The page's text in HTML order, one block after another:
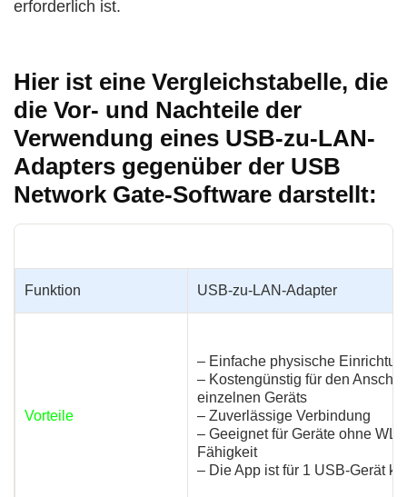
erforderlich ist.
Hier ist eine Vergleichstabelle, die
die Vor- und Nachteile der
Verwendung eines USB-zu-LAN-
Adapters gegenüber der USB
Network Gate-Software darstellt:
Funktion USB-zu-LAN-Adapter
Vorteile
– Einfache physische
– Kostengünstig für den
einzelnen Geräts
– Zuverlässige Verbindung
– Geeignet für Geräte ohne
Fähigkeit
– Die App ist für 1 USB-Gerät